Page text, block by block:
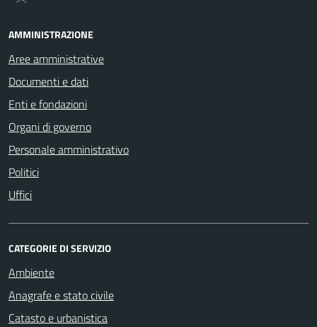
AMMINISTRAZIONE
Aree amministrative
Documenti e dati
Enti e fondazioni
Organi di governo
Personale amministrativo
Politici
Uffici
CATEGORIE DI SERVIZIO
Ambiente
Anagrafe e stato civile
Catasto e urbanistica